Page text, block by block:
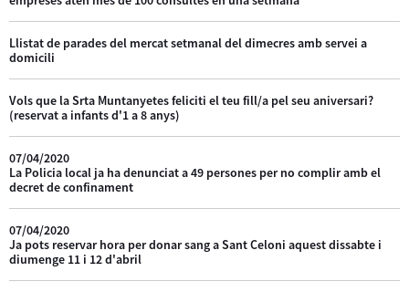
Llistat de parades del mercat setmanal del dimecres amb servei a
domicili
Vols que la Srta Muntanyetes feliciti el teu fill/a pel seu aniversari?
(reservat a infants d'1 a 8 anys)
07/04/2020
La Policia local ja ha denunciat a 49 persones per no complir amb el
decret de confinament
07/04/2020
Ja pots reservar hora per donar sang a Sant Celoni aquest dissabte i
diumenge 11 i 12 d'abril